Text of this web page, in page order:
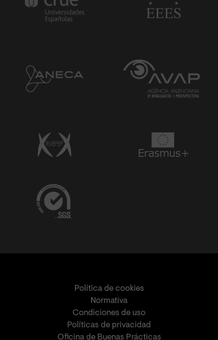
Política de cookies
Normativa
Condiciones de uso
Políticas de privacidad
Oficina de Buenas Prácticas